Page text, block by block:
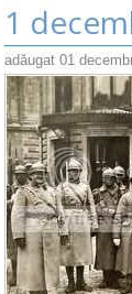
1
adăugat 01